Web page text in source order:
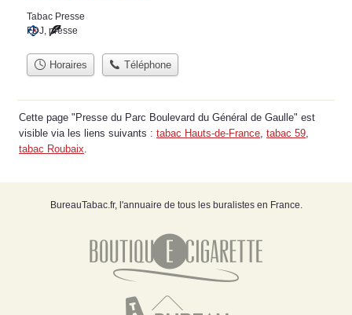
Tabac Presse
FDJ, presse
Horaires Téléphone
Cette page "Presse du Parc Boulevard du Général de Gaulle" est
visible via les liens suivants : tabac Hauts-de-France tabac 59
tabac Roubaix
BureauTabac.fr, l'annuaire de tous les buralistes en France.